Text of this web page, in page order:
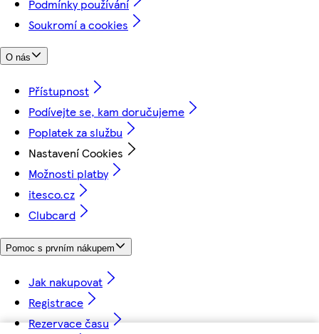
Podmínky používání
Soukromí a cookies
O nás
Přístupnost
Podívejte se, kam doručujeme
Poplatek za službu
Nastavení Cookies
Možnosti platby
itesco.cz
Clubcard
Pomoc s prvním nákupem
Jak nakupovat
Registrace
Rezervace času